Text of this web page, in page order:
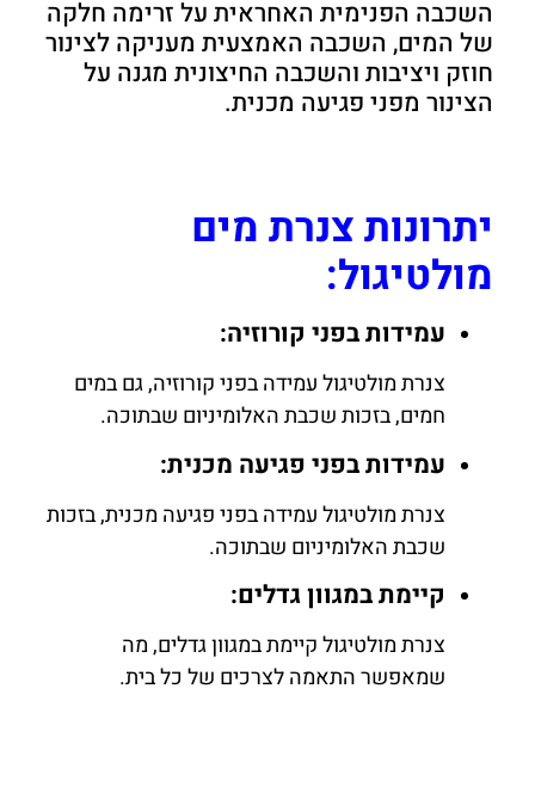
השכבה הפנימית האחראית על זרימה חלקה
של המים, השכבה האמצעית מעניקה לצינור
חוזק ויציבות והשכבה החיצונית מגנה על
הצינור מפני פגיעה מכנית.
יתרונות צנרת מים
מולטיגול:
עמידות בפני קורוזיה:
צנרת מולטיגול עמידה בפני קורוזיה, גם במים
חמים, בזכות שכבת האלומיניום שבתוכה.
עמידות בפני פגיעה מכנית:
צנרת מולטיגול עמידה בפני פגיעה מכנית, בזכות
שכבת האלומיניום שבתוכה.
קיימת במגוון גדלים:
צנרת מולטיגול קיימת במגוון גדלים, מה
שמאפשר התאמה לצרכים של כל בית.